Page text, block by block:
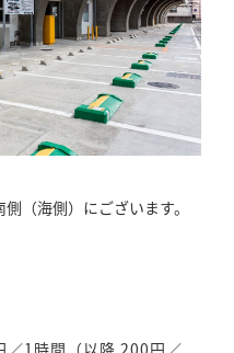
（海側）にございます。